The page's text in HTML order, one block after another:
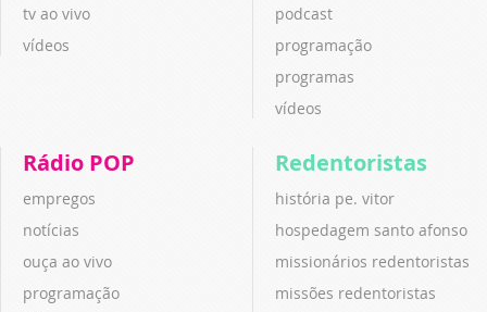
tv ao vivo
vídeos
podcast
programação
programas
vídeos
Rádio POP
empregos
notícias
ouça ao vivo
programação
Redentoristas
história pe. vitor
hospedagem santo afonso
missionários redentoristas
missões redentoristas